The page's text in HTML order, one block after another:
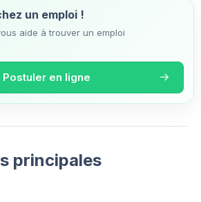
un emploi !
aide à trouver un emploi
Postuler en ligne
principales